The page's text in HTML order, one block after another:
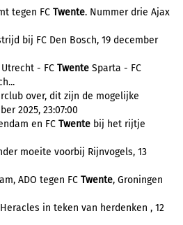
tegen FC Twente. Nummer drie Ajax
bij FC Den Bosch, 19 december
- FC Twente Sparta - FC
over, dit zijn de mogelijke
2025, 23:07:00
en FC Twente bij het rijtje
moeite voorbij Rijnvogels, 13
ADO tegen FC Twente, Groningen
in teken van herdenken , 12